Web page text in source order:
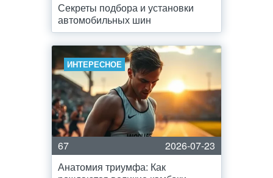
Секреты подбора и установки
автомобильных шин
ИНТЕРЕСНОЕ
67
2026-07-23
Анатомия триумфа: Как